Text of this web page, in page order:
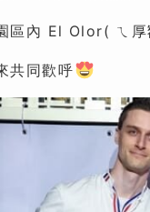
區內 El Olor( ㄟ
共同歡呼